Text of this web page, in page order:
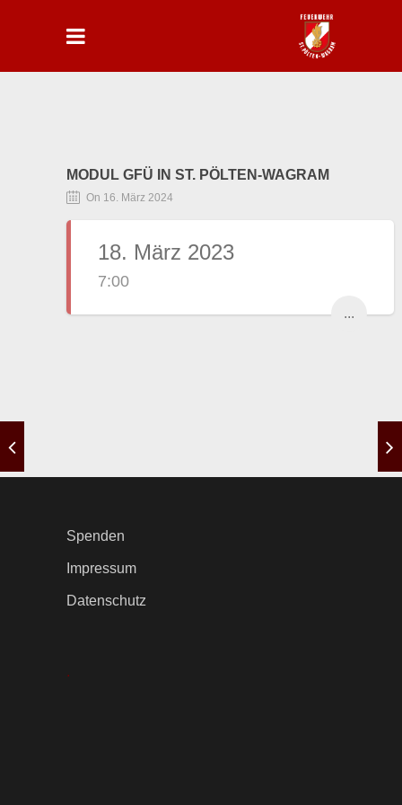
MODUL GFÜ IN ST. PÖLTEN-WAGRAM
On 16. März 2024
18. März 2023
7:00
...
Spenden
Impressum
Datenschutz
.